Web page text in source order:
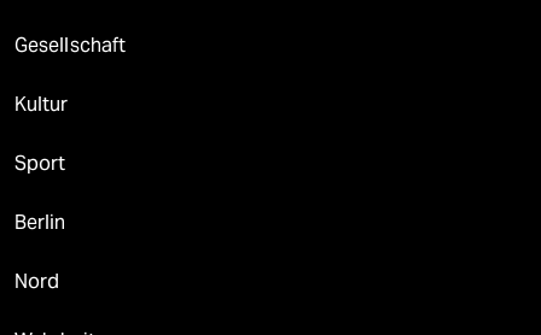
Gesellschaft
Kultur
Sport
Berlin
Nord